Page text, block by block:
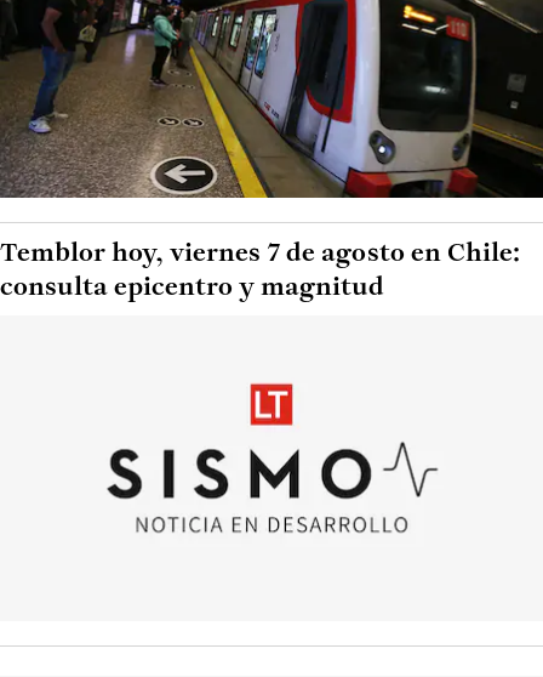
Temblor hoy, viernes 7 de agosto en Chile:
consulta epicentro y magnitud